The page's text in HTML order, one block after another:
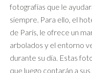
fotografías que le
siempre. Para ello, el
de París, le ofrece un
arbolados y el entorno
durante su día. Estas
que luego contarán a sus